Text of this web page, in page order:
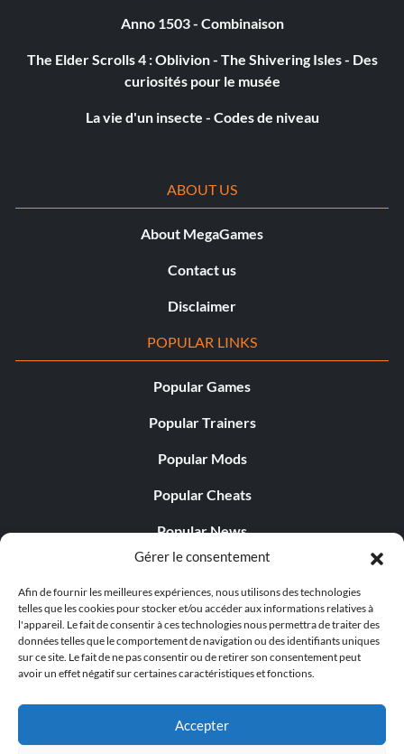
Gérer le consentement
Afin de fournir les meilleures expériences, nous utilisons des technologies
telles que les cookies pour stocker et/ou accéder aux informations relatives à
l'appareil. Le fait de consentir à ces technologies nous permettra de traiter des
données telles que le comportement de navigation ou des identifiants uniques
sur ce site. Le fait de ne pas consentir ou de retirer son consentement peut
avoir un effet négatif sur certaines caractéristiques et fonctions.
Accepter
Anno 1503 - Combinaison
The Elder Scrolls 4 : Oblivion - The Shivering Isles - Des
curiosités pour le musée
La vie d'un insecte - Codes de niveau
ABOUT US
About MegaGames
Contact us
Disclaimer
POPULAR LINKS
Popular Games
Popular Trainers
Popular Mods
Popular Cheats
Popular News
Popular Editorials
Popular Free Games
LATEST UPDATES